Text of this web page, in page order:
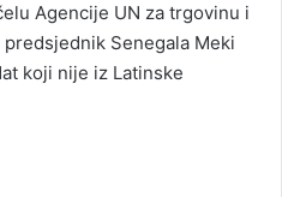
Agencije UN za trgovinu i
Senegala Meki
koji nije iz Latinske